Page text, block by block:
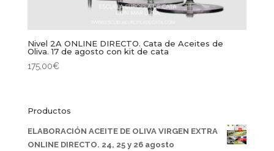
Nivel 2A ONLINE DIRECTO. Cata de Aceites de
Oliva. 17 de agosto con kit de cata
175,00€
Productos
ELABORACIÓN ACEITE DE OLIVA VIRGEN EXTRA
ONLINE DIRECTO. 24, 25 y 26 agosto